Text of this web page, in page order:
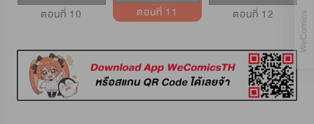
ตอนที่ 10 ตอนที่ 11 ตอนที่ 12